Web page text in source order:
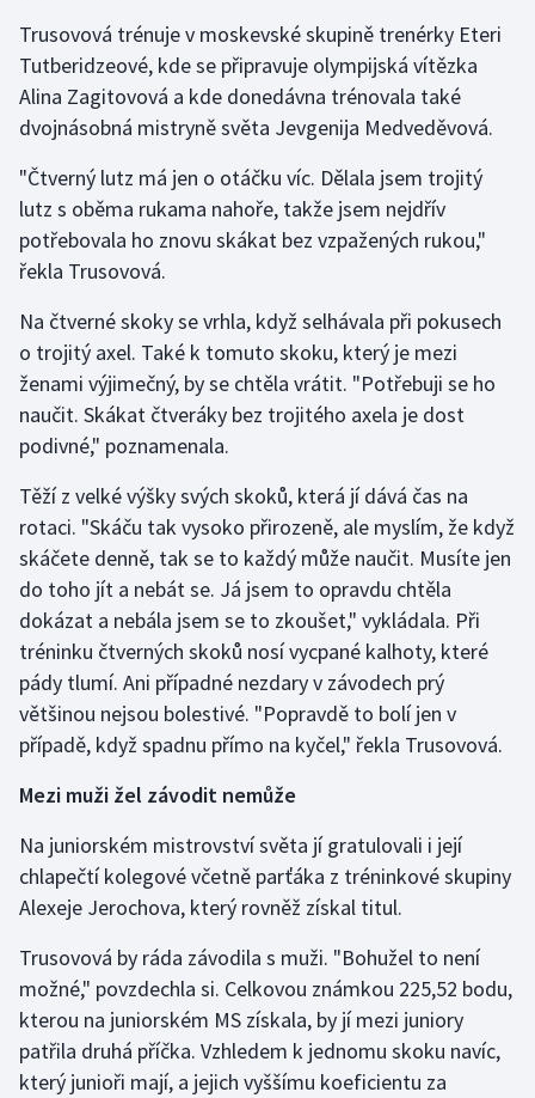
Jezdectví
Judo
Lezení
Lyže a snowboard
Moderní pětiboj
Motorsport
Olympijské hry
Parasport
Plavání
Plážový volejbal
Rychlobruslení
Rychlostní kanoistika
Short track
Sportovní střelba
Stolní tenis
Triatlon
Veslování
Trusovová trénuje v moskevské skupině trenérky Eteri
Tutberidzeové, kde se připravuje olympijská vítězka
Alina Zagitovová a kde donedávna trénovala také
dvojnásobná mistryně světa Jevgenija Medveděvová.
"Čtverný lutz má jen o otáčku víc. Dělala jsem trojitý
lutz s oběma rukama nahoře, takže jsem nejdřív
potřebovala ho znovu skákat bez vzpažených rukou,"
řekla Trusovová.
Na čtverné skoky se vrhla, když selhávala při pokusech
o trojitý axel. Také k tomuto skoku, který je mezi
ženami výjimečný, by se chtěla vrátit. "Potřebuji se ho
naučit. Skákat čtveráky bez trojitého axela je dost
podivné," poznamenala.
Těží z velké výšky svých skoků, která jí dává čas na
rotaci. "Skáču tak vysoko přirozeně, ale myslím, že když
skáčete denně, tak se to každý může naučit. Musíte jen
do toho jít a nebát se. Já jsem to opravdu chtěla
dokázat a nebála jsem se to zkoušet," vykládala. Při
tréninku čtverných skoků nosí vycpané kalhoty, které
pády tlumí. Ani případné nezdary v závodech prý
většinou nejsou bolestivé. "Popravdě to bolí jen v
případě, když spadnu přímo na kyčel," řekla Trusovová.
Mezi muži žel závodit nemůže
Na juniorském mistrovství světa jí gratulovali i její
chlapečtí kolegové včetně parťáka z tréninkové skupiny
Alexeje Jerochova, který rovněž získal titul.
Trusovová by ráda závodila s muži. "Bohužel to není
možné," povzdechla si. Celkovou známkou 225,52 bodu,
kterou na juniorském MS získala, by jí mezi juniory
patřila druhá příčka. Vzhledem k jednomu skoku navíc,
který junioři mají, a jejich vyššímu koeficientu za